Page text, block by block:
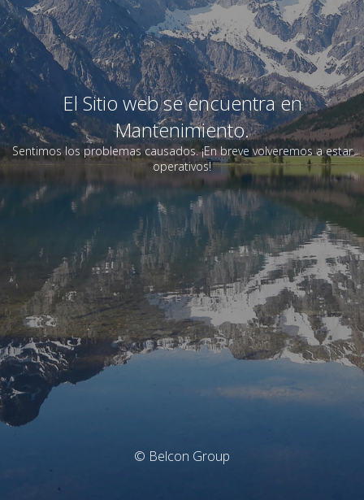
El Sitio web se encuentra en
Mantenimiento.
Sentimos los problemas causados. ¡En breve volveremos a estar
operativos!
© Belcon Group